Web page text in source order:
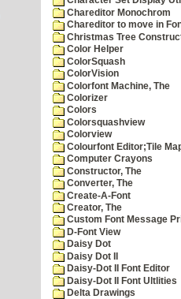
Chareditor Monochrom
Chareditor to move in
Christmas Tree
Color Helper
ColorSquash
ColorVision
Colorfont Machine, The
Colorizer
Colors
Colorsquashview
Colorview
Colourfont Editor;Tile
Computer Crayons
Constructor, The
Converter, The
Create-A-Font
Creator, The
Custom Font Message
D-Font View
Daisy Dot
Daisy Dot II
Daisy-Dot II Font Editor
Daisy-Dot II Font Ultlities
Delta Drawings